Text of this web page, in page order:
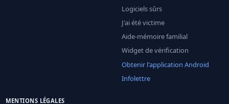
Logiciels sûrs
J'ai été victime
Aide-mémoire familial
Widget de vérification
Obtenir l'application Android
Infolettre
MENTIONS LÉGALES